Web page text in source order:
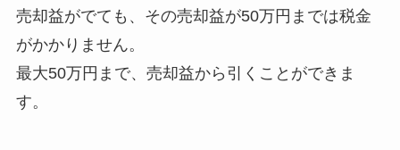
売却益がでても、その売却益が50万円までは税金
がかかりません。
最大50万円まで、売却益から引くことができま
す。